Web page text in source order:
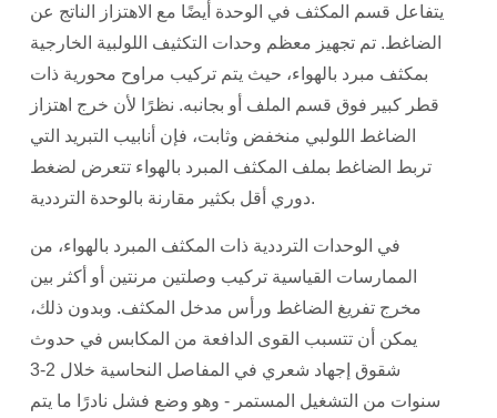
يتفاعل قسم المكثف في الوحدة أيضًا مع الاهتزاز الناتج عن
الضاغط. تم تجهيز معظم وحدات التكثيف اللولبية الخارجية
بمكثف مبرد بالهواء، حيث يتم تركيب مراوح محورية ذات
قطر كبير فوق قسم الملف أو بجانبه. نظرًا لأن خرج اهتزاز
الضاغط اللولبي منخفض وثابت، فإن أنابيب التبريد التي
تربط الضاغط بملف المكثف المبرد بالهواء تتعرض لضغط
دوري أقل بكثير مقارنة بالوحدة الترددية.
في الوحدات الترددية ذات المكثف المبرد بالهواء، من
الممارسات القياسية تركيب وصلتين مرنتين أو أكثر بين
مخرج تفريغ الضاغط ورأس مدخل المكثف. وبدون ذلك،
يمكن أن تتسبب القوى الدافعة من المكابس في حدوث
شقوق إجهاد شعري في المفاصل النحاسية خلال 2-3
سنوات من التشغيل المستمر - وهو وضع فشل نادرًا ما يتم